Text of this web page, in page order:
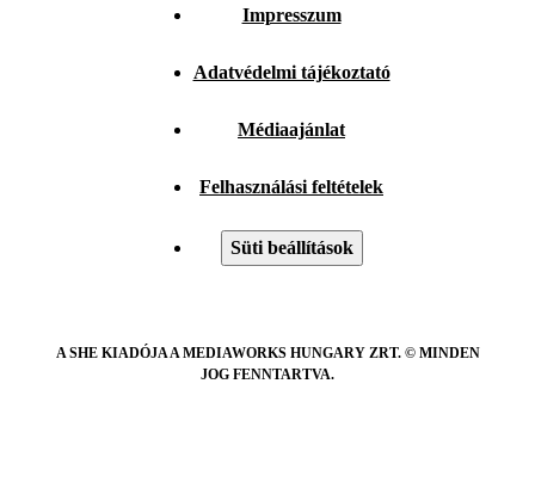
Impresszum
Adatvédelmi tájékoztató
Médiaajánlat
Felhasználási feltételek
Süti beállítások
A SHE KIADÓJA A MEDIAWORKS HUNGARY ZRT. © MINDEN
JOG FENNTARTVA.